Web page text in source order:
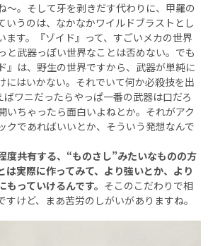
〜。そして牙を剥きだす代わりに、甲羅の
いうのは、なかなかワイルドブラストとし
ます。『ゾイド』って、すごいメカの世界
と武器っぽい世界なことは否めない。でも
』は、野生の世界ですから、武器が単純に
にはいかない。それでいて何か必殺技を出
ばワニだったらやっぱ一番の武器は口だろ
いちゃったら面白いよねとか。それがアク
クであればいいとか、そういう発想なんで
度共有する、“ものさし”みたいなものの方
は実際に作ってみて、より強いとか、より
っていけるんです。 そこのこだわりで相
けど、まあ苦労のしがいがありますね。